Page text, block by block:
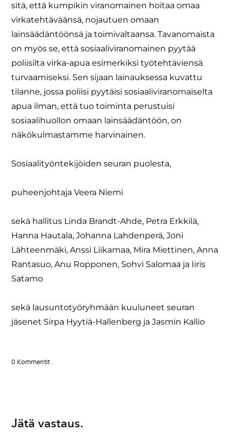
sitä, että kumpikin viranomainen hoitaa omaa
virkatehtäväänsä, nojautuen omaan
lainsäädäntöönsä ja toimivaltaansa. Tavanomaista
on myös se, että sosiaaliviranomainen pyytää
poliisilta virka-apua esimerkiksi työtehtäviensä
turvaamiseksi. Sen sijaan lainauksessa kuvattu
tilanne, jossa poliisi pyytäisi sosiaaliviranomaiselta
apua ilman, että tuo toiminta perustuisi
sosiaalihuollon omaan lainsäädäntöön, on
näkökulmastamme harvinainen.
Sosiaalityöntekijöiden seuran puolesta,
puheenjohtaja Veera Niemi
sekä hallitus Linda Brandt-Ahde, Petra Erkkilä,
Hanna Hautala, Johanna Lahdenperä, Joni
Lähteenmäki, Anssi Liikamaa, Mira Miettinen, Anna
Rantasuo, Anu Ropponen, Sohvi Salomaa ja Iiris
Satamo
sekä lausuntotyöryhmään kuuluneet seuran
jäsenet Sirpa Hyytiä-Hallenberg ja Jasmin Kallio
0 Kommentit
Jätä vastaus.